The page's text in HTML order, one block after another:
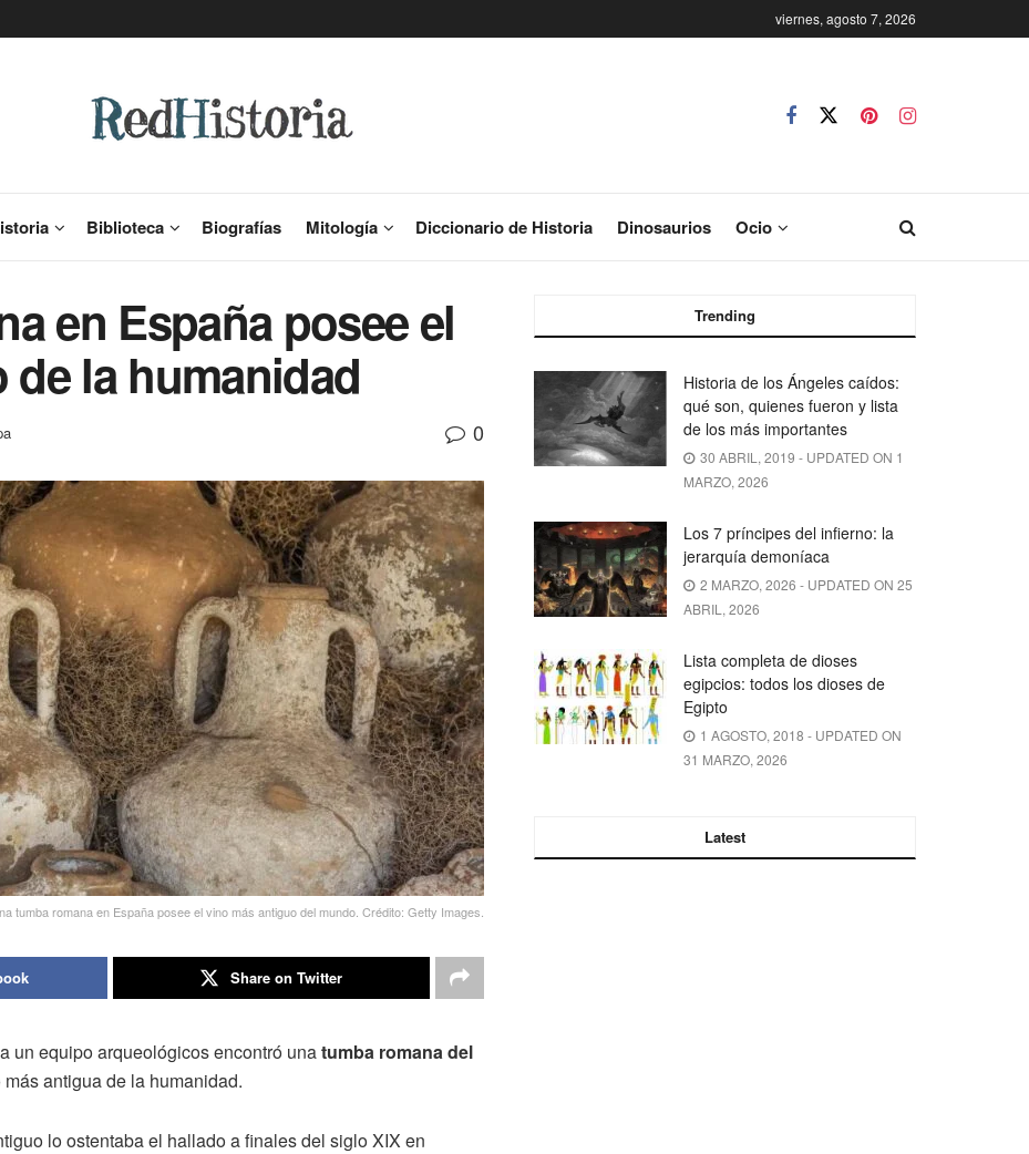
viernes, agosto 7, 2026
Biblioteca Biografías Mitología Diccionario de Historia Dinosaurios Ocio
en España posee el
la humanidad
0
tumba romana en España posee el vino más antiguo del mundo. Crédito: Getty Images.
Share on Twitter
un equipo arqueológicos encontró unatumba romana del
antigua de la humanidad.
lo ostentaba el hallado a finales del siglo XIX en
Trending
Historia de los Ángeles caídos:
qué son, quienes fueron y lista
de los más importantes
30 ABRIL, 2019 - UPDATED ON 1
MARZO, 2026
Los 7 príncipes del infierno: la
jerarquía demoníaca
2 MARZO, 2026 - UPDATED ON 25
ABRIL, 2026
Lista completa de dioses
egipcios: todos los dioses de
Egipto
1 AGOSTO, 2018 - UPDATED ON
31 MARZO, 2026
Latest